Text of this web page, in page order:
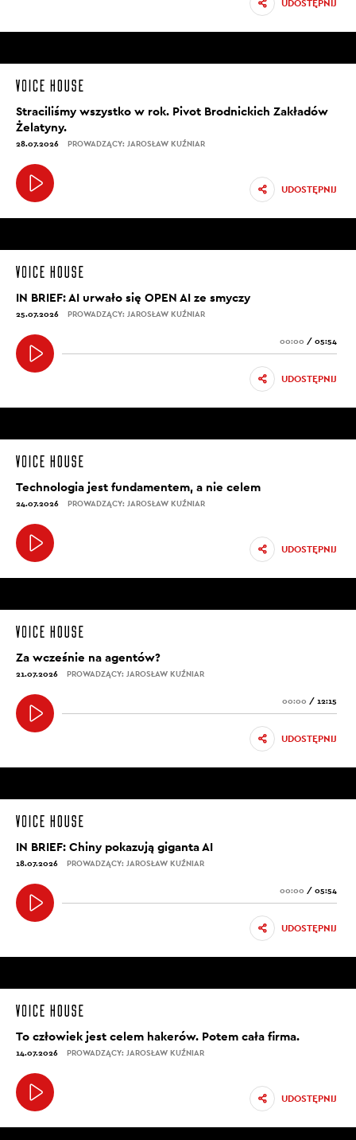
UDOSTĘPNIJ
Straciliśmy wszystko w rok. Pivot Brodnickich Zakładów
Żelatyny.
28.07.2026 PROWADZĄCY: JAROSŁAW KUŹNIAR
UDOSTĘPNIJ
IN BRIEF: AI urwało się OPEN AI ze smyczy
25.07.2026 PROWADZĄCY: JAROSŁAW KUŹNIAR
00:00 / 05:54
UDOSTĘPNIJ
Technologia jest fundamentem, a nie celem
24.07.2026 PROWADZĄCY: JAROSŁAW KUŹNIAR
UDOSTĘPNIJ
Za wcześnie na agentów?
21.07.2026 PROWADZĄCY: JAROSŁAW KUŹNIAR
00:00 / 12:15
UDOSTĘPNIJ
IN BRIEF: Chiny pokazują giganta AI
18.07.2026 PROWADZĄCY: JAROSŁAW KUŹNIAR
00:00 / 05:54
UDOSTĘPNIJ
To człowiek jest celem hakerów. Potem cała firma.
14.07.2026 PROWADZĄCY: JAROSŁAW KUŹNIAR
UDOSTĘPNIJ